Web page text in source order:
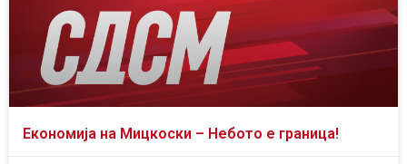
Економија на Мицкоски – Небото е граница!